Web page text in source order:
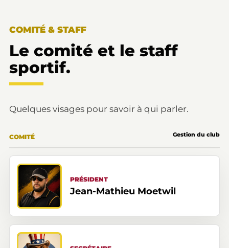
COMITÉ & STAFF
Le comité et le staff
sportif.
Quelques visages pour savoir à qui parler.
COMITÉ Gestion du club
PRÉSIDENT
Jean-Mathieu Moetwil